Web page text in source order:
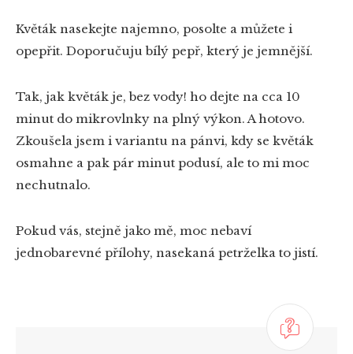
Květák nasekejte najemno, posolte a můžete i
opepřit. Doporučuju bílý pepř, který je jemnější.
Tak, jak květák je, bez vody! ho dejte na cca 10
minut do mikrovlnky na plný výkon. A hotovo.
Zkoušela jsem i variantu na pánvi, kdy se květák
osmahne a pak pár minut podusí, ale to mi moc
nechutnalo.
Pokud vás, stejně jako mě, moc nebaví
jednobarevné přílohy, nasekaná petrželka to jistí.